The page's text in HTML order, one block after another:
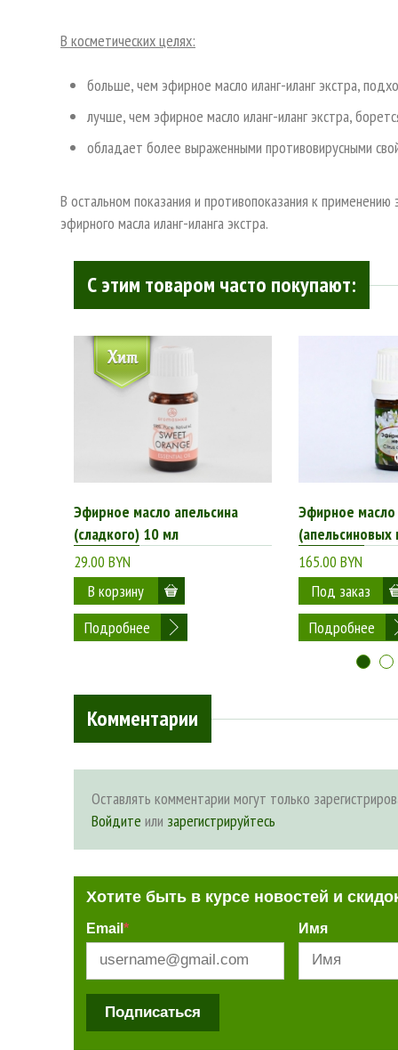
В косметических целях:
больше, чем эфирное масло иланг-иланг экстра,
лучше, чем эфирное масло иланг-иланг экстра,
обладает более выраженными противовирусными
В остальном показания и противопоказания к
эфирного масла иланг-иланга экстра.
С этим товаром часто покупают:
Эфирное масло апельсина
(сладкого) 10 мл
29.00 BYN
Подробнее
Эфирное
165.00 BYN
Подробнее
Комментарии
Оставлять комментарии могут только
Войдите или зарегистрируйтесь
Хотите быть в курсе новостей и
Email * Имя
Подписаться